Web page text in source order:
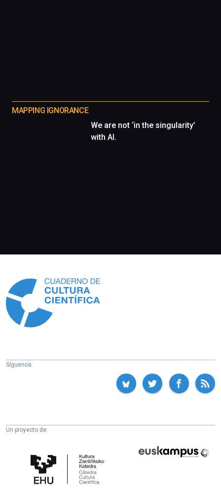
MAPPING IGNORANCE
We are not ‘in the singularity’
with AI.
Síguenos:
Un proyecto de:
Cultura
Científica
Fundazioa